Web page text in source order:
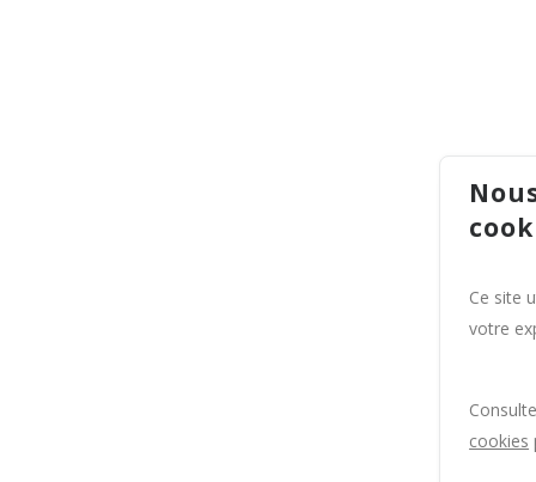
Ce site
votre
cookies